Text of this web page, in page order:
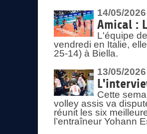
14/05/2026
Amical :
L'équipe
vendredi en Italie,
25-14) à Biella.
13/05/2026
Cette
volley assis va
réunit les six
l’entraîneur Yohann